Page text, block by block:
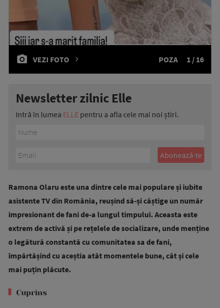
VEZI FOTO POZA 1 / 16
Newsletter zilnic Elle
Intră în lumea ELLE pentru a afla cele mai noi știri.
Ramona Olaru este una dintre cele mai populare și iubite
asistente TV din România, reușind să-și câștige un număr
impresionant de fani de-a lungul timpului. Aceasta este
extrem de activă și pe rețelele de socializare, unde menține
o legătură constantă cu comunitatea sa de fani,
împărtășind cu aceștia atât momentele bune, cât și cele
mai puțin plăcute.
Cuprins